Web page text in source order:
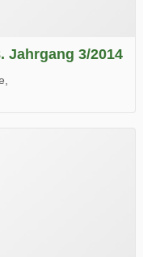
Jahrgang 3/2014